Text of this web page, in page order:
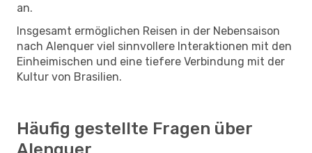
an.
Insgesamt ermöglichen Reisen in der Nebensaison
nach Alenquer viel sinnvollere Interaktionen mit den
Einheimischen und eine tiefere Verbindung mit der
Kultur von Brasilien.
Häufig gestellte Fragen über